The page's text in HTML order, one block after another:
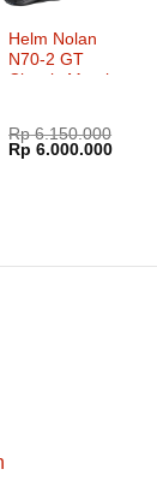
Helm Nolan
N70-2 GT
Classic Metal
Rp6.150.000
Harga
aslinya
Rp 6.000.000Harga